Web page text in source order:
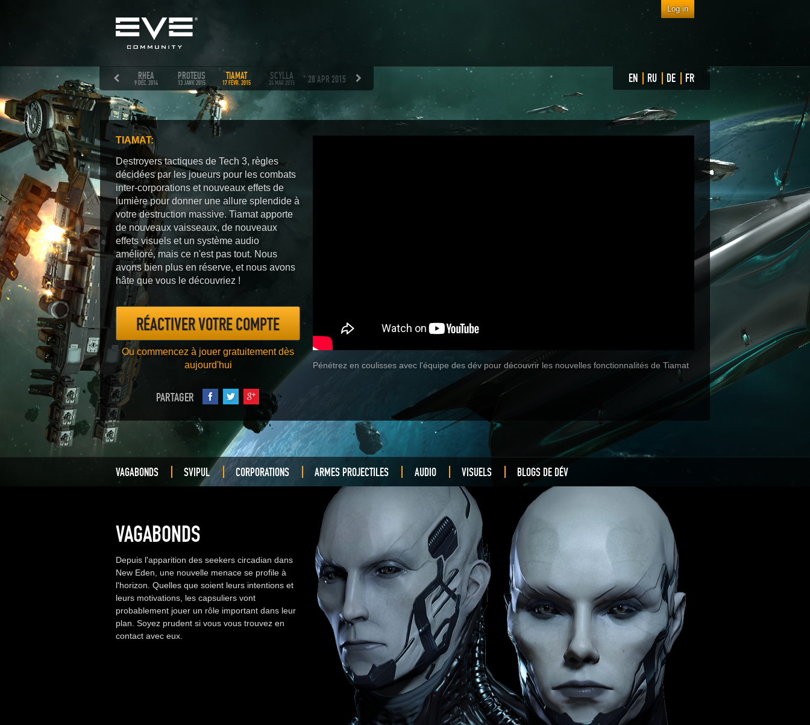
OCEANUS
30 SEPT. 2014
PHOEBE
4 NOV. 2014
RHEA
9 DÉC. 2014
PROTEUS
13 JANV. 2015
TIAMAT
17 FÉVR. 2015
SCYLLA
24 MAR 2015 28 APR 2015 29 SEP 2015 EN RU DE FR
TIAMAT:
Destroyers tactiques de Tech 3, règles
décidées par les joueurs pour les combats
inter-corporations et nouveaux effets de
lumière pour donner une allure splendide à
votre destruction massive. Tiamat apporte
de nouveaux vaisseaux, de nouveaux
effets visuels et un système audio
amélioré, mais ce n'est pas tout. Nous
avons bien plus en réserve, et nous avons
hâte que vous le découvriez !
RÉACTIVER VOTRE COMPTE
Ou commencez à jouer gratuitement dès
aujourd'hui
PARTAGER
Pénétrez en coulisses avec l'équipe des dév pour découvrir les nouvelles fonctionnalités de Tiamat
VAGABONDS SVIPUL CORPORATIONS ARMES PROJECTILES AUDIO VISUELS BLOGS DE DÉV
VAGABONDS
Depuis l'apparition des seekers circadian dans
New Eden, une nouvelle menace se profile à
l'horizon. Quelles que soient leurs intentions et
leurs motivations, les capsuliers vont
probablement jouer un rôle important dans leur
plan. Soyez prudent si vous vous trouvez en
contact avec eux.
Log in